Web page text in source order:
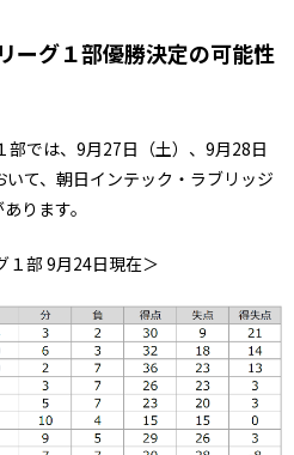
ーグ１部優勝決定の可能性
では、9月27日（土）、9月28日
いて、朝日インテック・ラブリッジ
ります。
１部 9月24日現在＞